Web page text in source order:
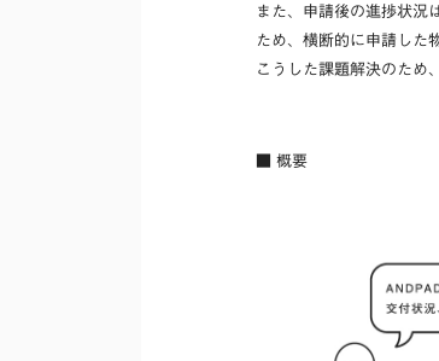
また、申請後の進捗状況
ため、横断的に申請した
こうした課題解決のため
■ 概要